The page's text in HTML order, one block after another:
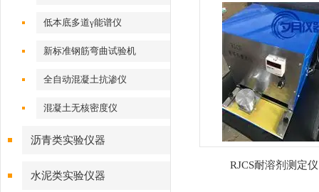
低本底多道γ能谱仪
新标准钢筋弯曲试验机
全自动混凝土抗渗仪
混凝土无核密度仪
沥青类实验仪器
水泥类实验仪器
RJCS耐溶剂测定仪